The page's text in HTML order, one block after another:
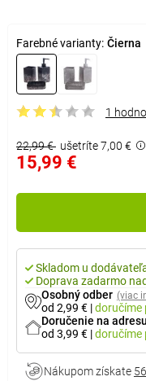
Farebné varianty: Čierna
1
22,99 € ušetríte 7,00 €
15,99 €
Skladom u
Doprava zadarmo
Osobný odber (viac
od 2,99 € |doručíme
Doručenie na adresu
od 3,99 € |doručíme
Nákupom získate